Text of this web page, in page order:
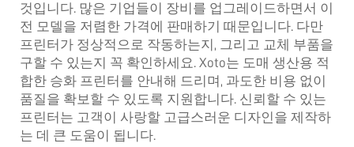
것입니다. 많은 기업들이 장비를 업그레이드하면서 이
전 모델을 저렴한 가격에 판매하기 때문입니다. 다만
프린터가 정상적으로 작동하는지, 그리고 교체 부품을
구할 수 있는지 꼭 확인하세요. Xoto는 도매 생산용 적
합한 승화 프린터를 안내해 드리며, 과도한 비용 없이
품질을 확보할 수 있도록 지원합니다. 신뢰할 수 있는
프린터는 고객이 사랑할 고급스러운 디자인을 제작하
는 데 큰 도움이 됩니다.